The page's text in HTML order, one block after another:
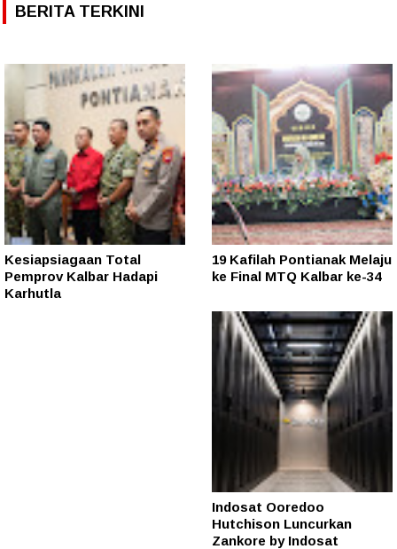
BERITA TERKINI
Kesiapsiagaan Total
Pemprov Kalbar Hadapi
Karhutla
19 Kafilah Pontianak Melaju
ke Final MTQ Kalbar ke-34
Indosat Ooredoo
Hutchison Luncurkan
Zankore by Indosat